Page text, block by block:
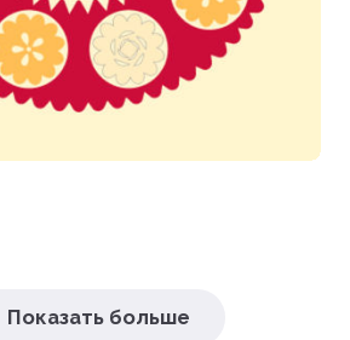
Показать больше